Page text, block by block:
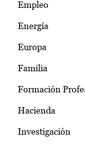
Empleo
Energía
Europa
Familia
Formación
Hacienda
Investigación